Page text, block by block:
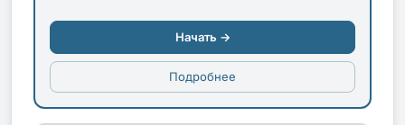
Начать →
Подробнее